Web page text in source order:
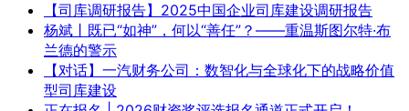
【司库调研报告】2025中国企业司库建设调研报告
杨斌丨既已“如神”，何以“善任”？——重温斯图尔特·布
兰德的警示
【对话】一汽财务公司：数智化与全球化下的战略价值
型司库建设